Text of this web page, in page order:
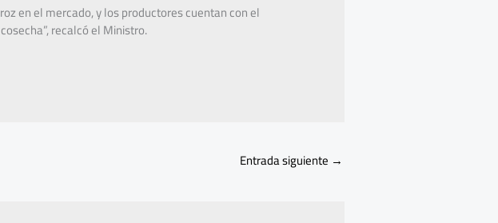
en el mercado, y los productores cuentan con el
recalcó el Ministro.
Entrada siguiente →